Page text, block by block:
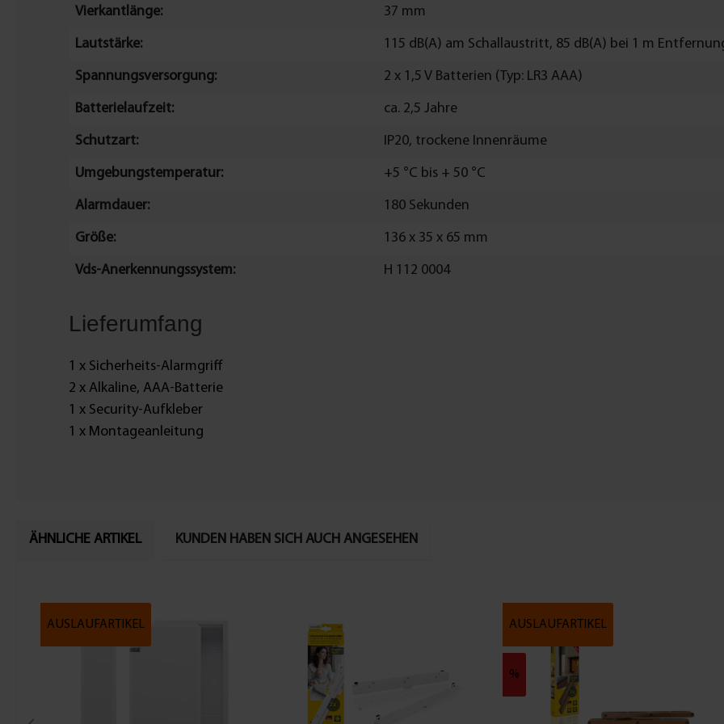
Vierkantlänge: 37 mm
Lautstärke: 115 dB(A) am Schallaustritt, 85 dB(A) bei 1 m
Spannungsversorgung: 2 x 1,5 V Batterien (Typ: LR3 AAA)
Batterielaufzeit: ca. 2,5 Jahre
Schutzart: IP20, trockene Innenräume
Umgebungstemperatur: +5 °C bis + 50 °C
Alarmdauer: 180 Sekunden
Größe: 136 x 35 x 65 mm
Vds-Anerkennungssystem: H 112 0004
Lieferumfang
1 x Sicherheits-Alarmgriff
2 x Alkaline, AAA-Batterie
1 x Security-Aufkleber
1 x Montageanleitung
ÄHNLICHE ARTIKEL KUNDEN HABEN SICH AUCH ANGESEHEN
AUSLAUFARTIKEL AUSLAUFARTIKEL
%